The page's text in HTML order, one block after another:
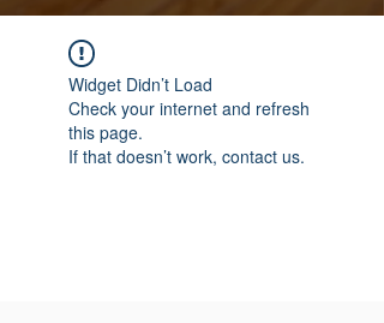
Widget Didn’t Load
Check your internet and refresh
this page.
If that doesn’t work, contact us.